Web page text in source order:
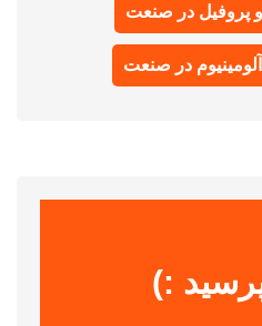
پروفیل در صنعت
در صنعت
:)